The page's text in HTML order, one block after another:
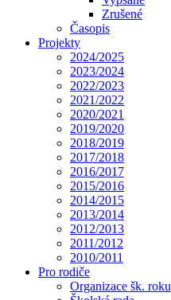
Zrušené
Časopis
Projekty
2024/2025
2023/2024
2022/2023
2021/2022
2020/2021
2019/2020
2018/2019
2017/2018
2016/2017
2015/2016
2014/2015
2013/2014
2012/2013
2011/2012
2010/2011
Pro rodiče
Organizace šk. roku